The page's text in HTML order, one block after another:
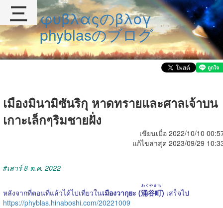
φυβλαςのβλογ
phyblasのブログ
เมืองมินามิซันริกุ หาดทรายและศาลเจ้าบน
เกาะเล็กๆริมชายฝั่ง
เขียนเมื่อ 2022/10/10
แก้ไขล่าสุด 2023/09/29
#เสาร์ 8 ต.ค. 2022
หลังจากที่ตอนที่แล้วได้ไปเที่ยวในเมืองวากุยะ (涌谷町
わくやまち
) เสร็จไป
https://phyblas.hinaboshi.com/20221009
三